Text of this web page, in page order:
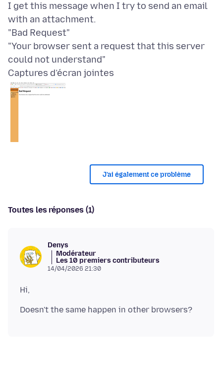
I get this message when I try to send an email
with an attachment.
"Bad Request"
"Your browser sent a request that this server
Captures d’écran jointes
J’ai également ce problème
Toutes les réponses (1)
Denys
Modérateur
Les 10 premiers contributeurs
14/04/2026 21:30